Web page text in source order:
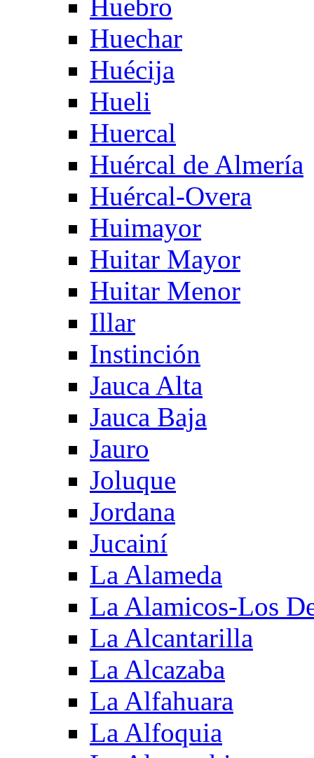
Huebro
Huechar
Huécija
Hueli
Huercal
Huércal de Almería
Huércal-Overa
Huimayor
Huitar Mayor
Huitar Menor
Illar
Instinción
Jauca Alta
Jauca Baja
Jauro
Joluque
Jordana
Jucainí
La Alameda
La Alamicos-Los
La Alcantarilla
La Alcazaba
La Alfahuara
La Alfoquia